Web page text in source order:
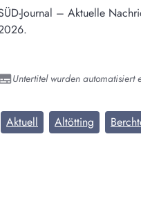
Journal – Aktuelle
Untertitel wurden automatisiert
Aktuell Altötting